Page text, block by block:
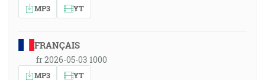
MP3 YT
FRANÇAIS
fr 2026-05-03 1000
MP3 YT